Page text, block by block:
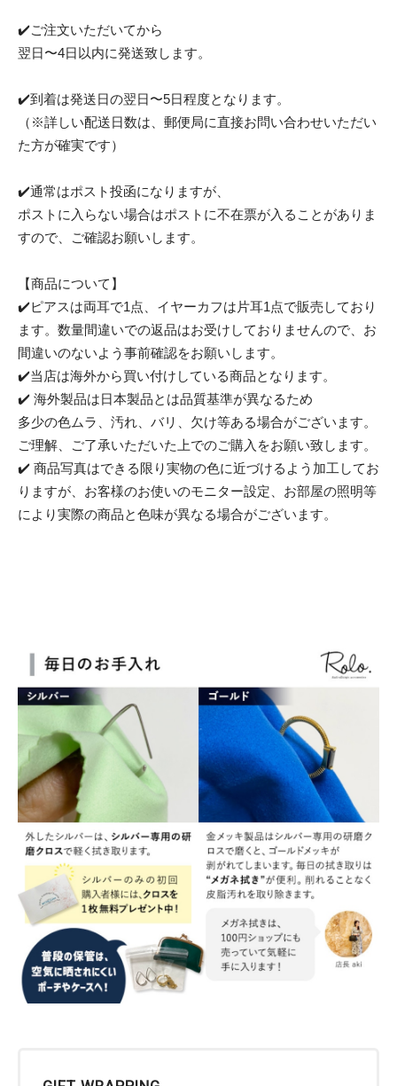
✔️ご注文いただいてから
翌日〜4日以内に発送致します。
✔️到着は発送日の翌日〜5日程度となります。
（※詳しい配送日数は、郵便局に直接お問い合わせいただい
た方が確実です）
✔️通常はポスト投函になりますが、
ポストに入らない場合はポストに不在票が入ることがありま
すので、ご確認お願いします。
【商品について】
✔️ピアスは両耳で1点、イヤーカフは片耳1点で販売しており
ます。数量間違いでの返品はお受けしておりませんので、お
間違いのないよう事前確認をお願いします。
✔️当店は海外から買い付けしている商品となります。
✔️ 海外製品は日本製品とは品質基準が異なるため
多少の色ムラ、汚れ、バリ、欠け等ある場合がございます。
ご理解、ご了承いただいた上でのご購入をお願い致します。
✔️ 商品写真はできる限り実物の色に近づけるよう加工してお
りますが、お客様のお使いのモニター設定、お部屋の照明等
により実際の商品と色味が異なる場合がございます。